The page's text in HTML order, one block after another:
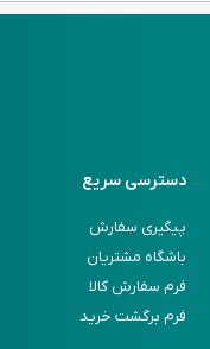
دسترسی سریع
پیگیری سفارش
باشگاه مشتریان
فرم سفارش کالا
فرم برگشت خرید